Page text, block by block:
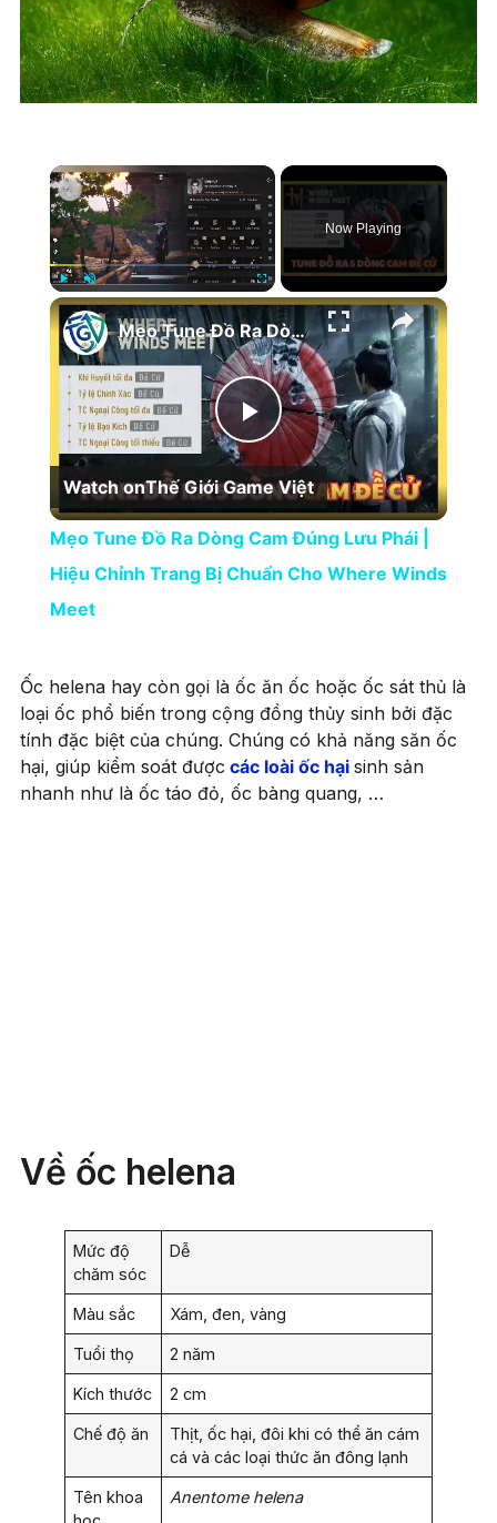
×
Play Unmute Fullscreen
Now Playing
×
Play Video
Mẹo Tune Đồ Ra Dòng Cam Đúng Lưu Phái | Hiệu Chỉnh Trang Bị Chuẩn Cho Where Winds Meet
Watch onThế Giới Game Việt
Mẹo Tune Đồ Ra Dòng Cam Đúng Lưu Phái |
Hiệu Chỉnh Trang Bị Chuẩn Cho Where Winds
Meet
Ốc helena hay còn gọi là ốc ăn ốc hoặc ốc sát thủ là
loại ốc phổ biến trong cộng đồng thủy sinh bởi đặc
tính đặc biệt của chúng. Chúng có khả năng săn ốc
hại, giúp kiểm soát được các loài ốc hại sinh sản
nhanh như là ốc táo đỏ, ốc bàng quang, …
Về ốc helena
Mức độ
chăm sóc
Dễ
Màu sắc Xám, đen, vàng
Tuổi thọ 2 năm
Kích thước 2 cm
Chế độ ăn
Thịt, ốc hại, đôi khi có thể ăn cám
cá và các loại thức ăn đông lạnh
Tên khoa
Anentome helena